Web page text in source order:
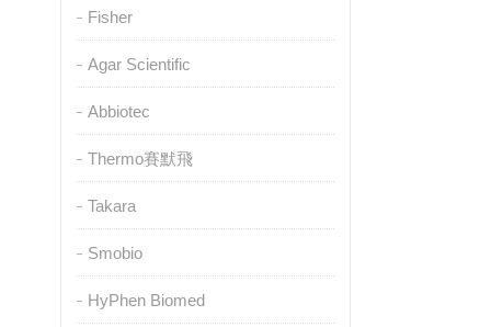
Fisher
Agar Scientific
Abbiotec
Thermo賽默飛
Takara
Smobio
HyPhen Biomed